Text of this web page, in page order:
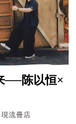
──陈以恒×
流冊店